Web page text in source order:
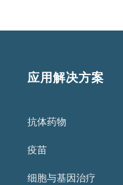
应用解决方案
抗体药物
疫苗
细胞与基因治疗